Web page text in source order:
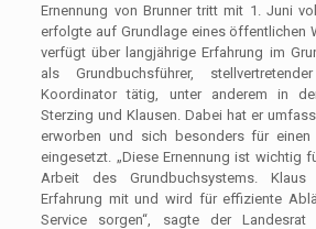
Ernennung von Brunner tritt mit 1. Juni
erfolgte auf Grundlage eines öffentlichen
verfügt über langjährige Erfahrung im
als Grundbuchsführer,
Koordinator tätig, unter anderem in
Sterzing und Klausen. Dabei hat er
erworben und sich besonders für einen
eingesetzt. „Diese Ernennung ist wichtig
Arbeit des Grundbuchsystems.
Erfahrung mit und wird für effiziente
Service sorgen“, sagte der